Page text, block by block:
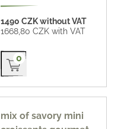
1490 CZK without VAT
1668,80 CZK with VAT
Přidat do košíku
0
homemade 77 CZK /
mix of savory mini